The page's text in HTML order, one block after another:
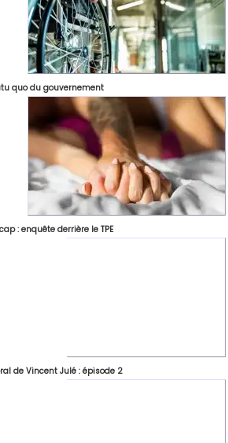
quo du gouvernement
: enquête derrière le TPE
de Vincent Julé : épisode 2